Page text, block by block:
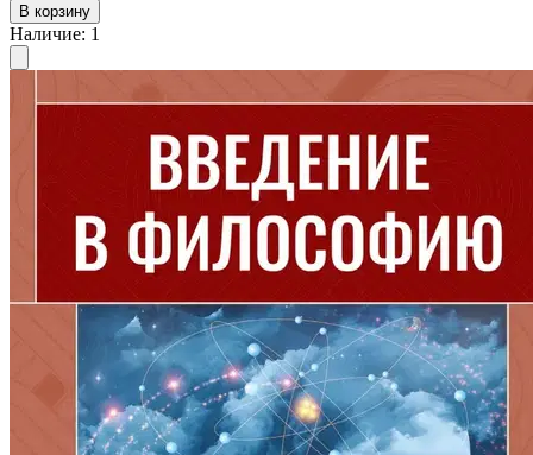
В корзину
Наличие: 1